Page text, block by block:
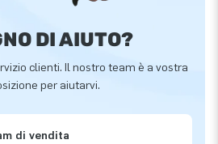
DI AIUTO?
clienti. Il nostro team è a vostra
per aiutarvi.
di vendita